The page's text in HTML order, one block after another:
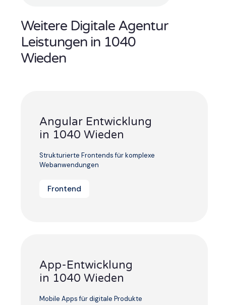
Weitere Digitale Agentur
Leistungen in 1040
Wieden
Angular Entwicklung
in 1040 Wieden
Strukturierte Frontends für komplexe
Webanwendungen
Frontend
App-Entwicklung
in 1040 Wieden
Mobile Apps für digitale Produkte